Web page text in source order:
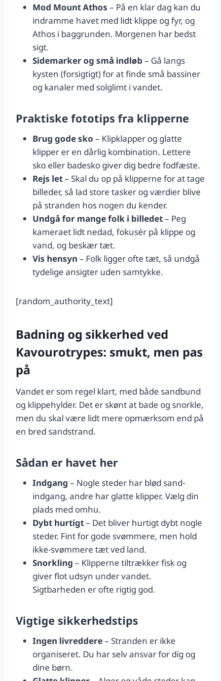
Mod Mount Athos – På en klar dag kan du
indramme havet med lidt klippe og fyr, og
Athos i baggrunden. Morgenen har bedst
sigt.
Sidemarker og små indløb – Gå langs
kysten (forsigtigt) for at finde små bassiner
og kanaler med solglimt i vandet.
Praktiske fototips fra klipperne
Brug gode sko – Klipklapper og glatte
klipper er en dårlig kombination. Lettere
sko eller badesko giver dig bedre fodfæste.
Rejs let– Skal du op på klipperne for at tage
billeder, så lad store tasker og værdier blive
på stranden hos nogen du kender.
Undgå for mange folk i billedet– Peg
kameraet lidt nedad, fokusér på klippe og
vand, og beskær tæt.
Vis hensyn – Folk ligger ofte tæt, så undgå
tydelige ansigter uden samtykke.
[random_authority_text]
Badning og sikkerhed ved
Kavourotrypes: smukt, men pas
på
Vandet er som regel klart, med både sandbund
og klippehylder. Det er skønt at bade og snorkle,
men du skal være lidt mere opmærksom end på
en bred sandstrand.
Sådan er havet her
Indgang – Nogle steder har blød sand-
indgang, andre har glatte klipper. Vælg din
plads med omhu.
Dybt hurtigt– Det bliver hurtigt dybt nogle
steder. Fint for gode svømmere, men hold
ikke-svømmere tæt ved land.
Snorkling – Klipperne tiltrækker fisk og
giver flot udsyn under vandet.
Sigtbarheden er ofte rigtig god.
Vigtige sikkerhedstips
Ingen livreddere– Stranden er ikke
organiseret. Du har selv ansvar for dig og
dine børn.